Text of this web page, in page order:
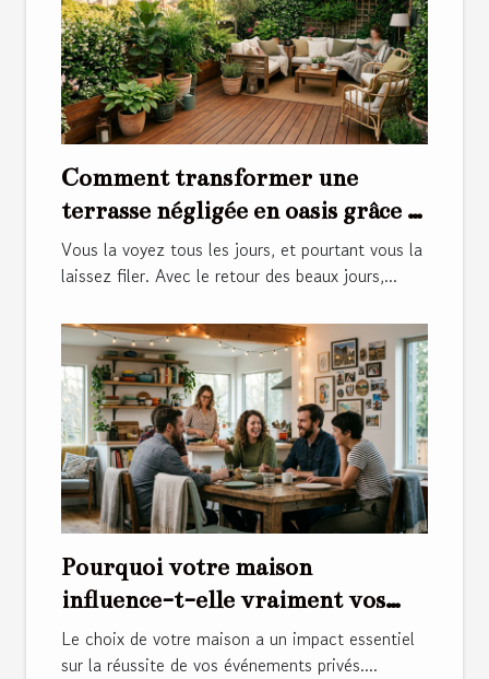
Comment transformer une
terrasse négligée en oasis grâce à
quelques gestes d’entretien
Vous la voyez tous les jours, et pourtant vous la
laissez filer. Avec le retour des beaux jours,...
Pourquoi votre maison
influence-t-elle vraiment vos
événements privés ?
Le choix de votre maison a un impact essentiel
sur la réussite de vos événements privés....